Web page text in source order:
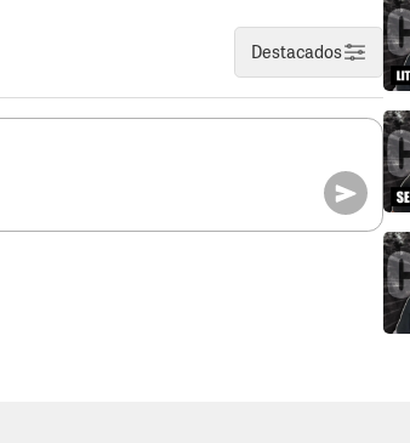
En el caso de las carpetas fiscales de
del Sur”, las investigaciones ya
El fiscal del caso se encontraría
luego pasar a la etapa de juicio oral,
viendo el sol a cuadros. Fuentes
se estarían solicitando penas severas
efectiva. Conocedores del tema
Destacados